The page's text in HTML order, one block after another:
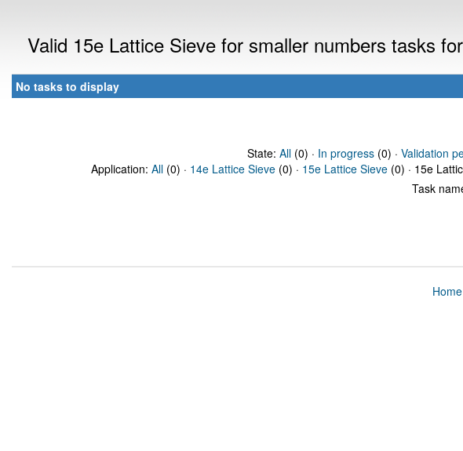
Valid 15e Lattice Sieve for smaller numbers tasks
No tasks to display
State: All(0) · In progress(0) · Validation
Application: All (0) · 14e Lattice Sieve (0) · 15e Lattice Sieve (0) · 15e
Task
Home